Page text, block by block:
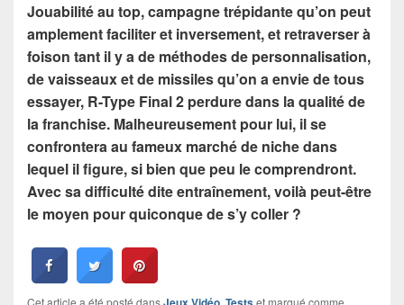
Jouabilité au top, campagne trépidante qu’on peut
amplement faciliter et inversement, et retraverser à
foison tant il y a de méthodes de personnalisation,
de vaisseaux et de missiles qu’on a envie de tous
essayer, R-Type Final 2 perdure dans la qualité de
la franchise. Malheureusement pour lui, il se
confrontera au fameux marché de niche dans
lequel il figure, si bien que peu le comprendront.
Avec sa difficulté dite entraînement, voilà peut-être
le moyen pour quiconque de s’y coller ?